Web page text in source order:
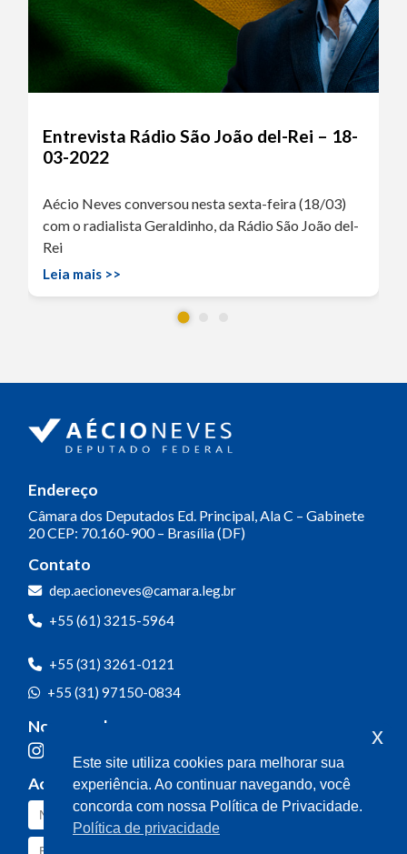
Entrevista Rádio São João del-Rei – 18-
03-2022
Aécio Neves conversou nesta sexta-feira (18/03)
com o radialista Geraldinho, da Rádio São João del-
Rei
Leia mais >>
Endereço
Câmara dos Deputados Ed. Principal, Ala C – Gabinete
20CEP: 70.160-900 – Brasília (DF)
Contato
dep.aecioneves@camara.leg.br
+55 (61) 3215-5964
+55 (31) 3261-0121
+55 (31) 97150-0834
Nossas redes
Acompanhe o meu mandato
Este site utiliza cookies para melhorar sua
experiência. Ao continuar navegando, você
concorda com nossa Política de Privacidade.
Política de privacidade
x